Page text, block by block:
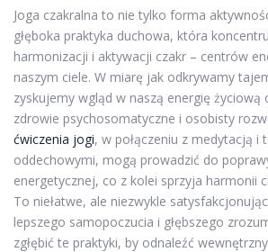
Joga czakralna to nie tylko forma
głęboka praktyka duchowa, która
harmonizacji i aktywacji czakr – centrów
naszym ciele. W miarę jak odkrywamy
zyskujemy wgląd w naszą energię życiową
zdrowie psychosomatyczne i osobisty
ćwiczenia jogi, w połączeniu z medytacją i
oddechowymi, mogą prowadzić do
energetycznej, co z kolei sprzyja harmonii
To niełatwe, ale niezwykle
lepszego samopoczucia i głębszego
zgłębić te praktyki, by odnaleźć